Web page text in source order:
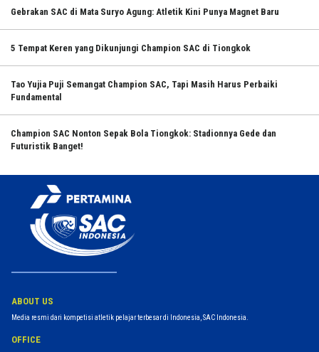
Gebrakan SAC di Mata Suryo Agung: Atletik Kini Punya Magnet Baru
5 Tempat Keren yang Dikunjungi Champion SAC di Tiongkok
Tao Yujia Puji Semangat Champion SAC, Tapi Masih Harus Perbaiki
Fundamental
Champion SAC Nonton Sepak Bola Tiongkok: Stadionnya Gede dan
Futuristik Banget!
ABOUT US
Media resmi dari kompetisi atletik pelajar terbesar di Indonesia, SAC Indonesia.
OFFICE